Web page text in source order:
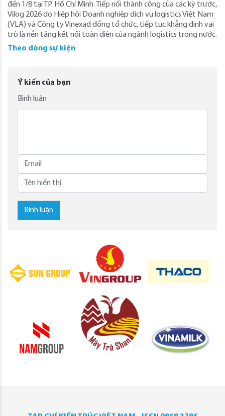
đến 1/8 tại TP. Hồ Chí Minh. Tiếp nối thành công của các kỳ trước,
Vilog 2026 do Hiệp hội Doanh nghiệp dịch vụ logistics Việt Nam
(VLA) và Công ty Vinexad đồng tổ chức, tiếp tục khẳng định vai
trò là nền tảng kết nối toàn diện của ngành logistics trong nước.
Theo dòng sự kiện
Ý kiến của bạn
Bình luận
Bình luận